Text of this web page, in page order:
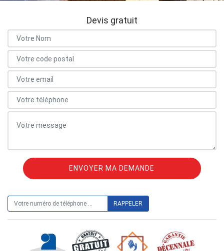
Devis gratuit